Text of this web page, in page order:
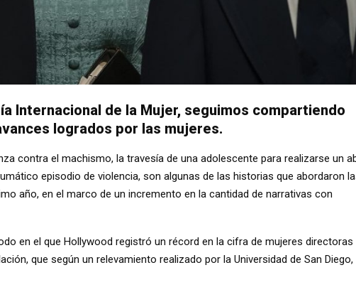
Internacional de la Mujer, seguimos compartiendo
logrados por las mujeres.
contra el machismo, la travesía de una adolescente para realizarse un
episodio de violencia, son algunas de las historias que abordaron
año, en el marco de un incremento en la cantidad de narrativas con
en el que Hollywood registró un récord en la cifra de mujeres directoras
que según un relevamiento realizado por la Universidad de San Diego,